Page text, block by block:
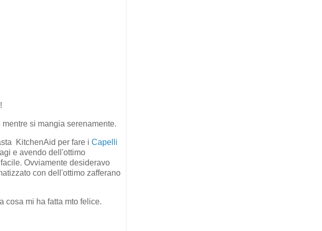
si mangia serenamente.
KitchenAid per fare i Capelli
e avendo dell'ottimo
Ovviamente desideravo
con dell'ottimo zafferano
cosa mi ha fatta mto felice.